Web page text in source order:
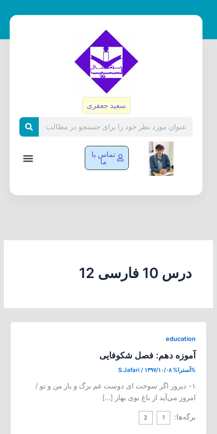
سعید جعفری
تماس با
ما
درس 10 فارسی 12
education
آموزه دهم: فصل شکوفایی
%آسترا% S.Jafari / ۱۳۹۷/۱۰/۰۸
۱- دیروز اگر سوخت ای دوست غم برگ و بار من و تو /
امروز می‌آید از باغ بوی بهار […]
برگه‌ها: 1
2